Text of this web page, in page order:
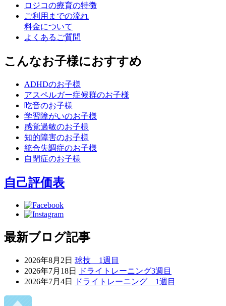
ロジコの療育の特徴
ご利用までの流れ
料金について
よくあるご質問
こんなお子様におすすめ
ADHDのお子様
アスペルガー症候群のお子様
吃音のお子様
学習障がいのお子様
感覚過敏のお子様
知的障害のお子様
統合失調症のお子様
自閉症のお子様
自己評価表
最新ブログ記事
2026年8月2日 球技 1週目
2026年7月18日
ドライトレーニング3週目
2026年7月4日
ドライトレーニング 1週目